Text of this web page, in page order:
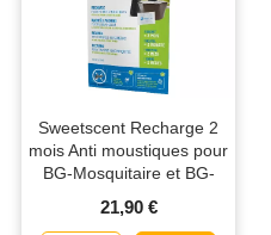
Sweetscent Recharge 2
mois Anti moustiques pour
BG-Mosquitaire et BG-
21,90 €